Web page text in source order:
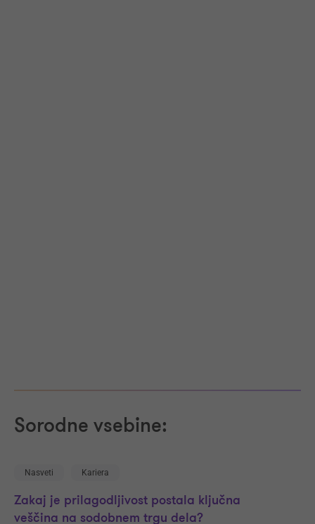
Sorodne vsebine:
Nasveti Kariera
Zakaj je prilagodljivost postala ključna
veščina na sodobnem trgu dela?